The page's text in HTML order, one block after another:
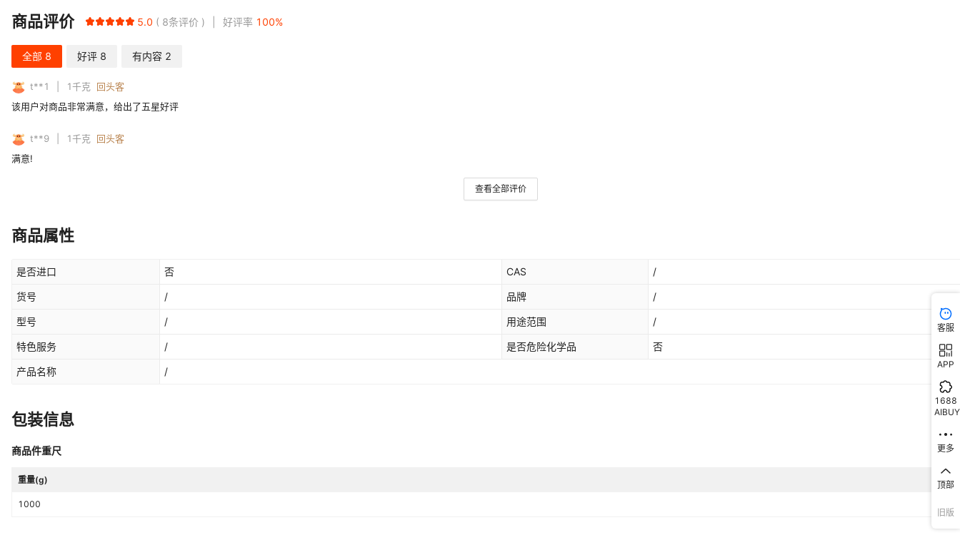
商品评价 5.0 8条评价 好评率 100%
全部 8 好评 8 有内容 2
t**1 1千克
回头客
该用户对商品非常满意，给出了五星好评
t**9 1千克
回头客
满意!
查看全部评价
商品属性
是否进口 否 CAS /
货号 / 品牌 /
型号 / 用途范围 /
特色服务 / 是否危险化学品 否
产品名称 /
包装信息
商品件重尺
重量(g)
1000
客服
APP
1688
AIBUY
更多
顶部
旧版